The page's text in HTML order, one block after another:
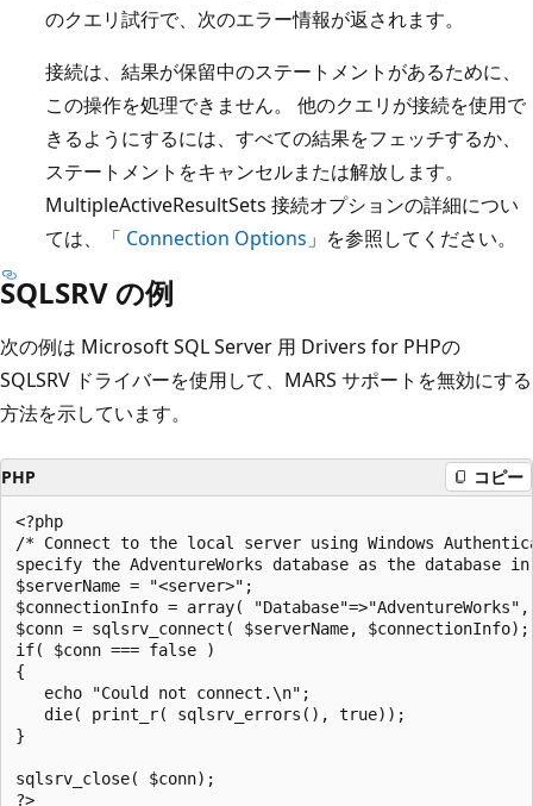
のクエリ試行で、次のエラー情報が返されます。
接続は、結果が保留中のステートメントがあるために、
この操作を処理できません。 他のクエリが接続を使用で
きるようにするには、すべての結果をフェッチするか、
ステートメントをキャンセルまたは解放します。
MultipleActiveResultSets 接続オプションの詳細につい
ては、「 Connection Options 」を参照してください。
SQLSRV の例
次の例は Microsoft SQL Server 用 Drivers for PHPの
SQLSRV ドライバーを使用して、MARS サポートを無効にする
方法を示しています。
PHP コピー
<?php
/* Connect to the local server using Windows
specify the AdventureWorks database as the
$serverName = "<server>";
$connectionInfo = array(
$conn = sqlsrv_connect( $serverName,
if( $conn === false )
{
   echo "Could not connect.\n";
   die( print_r( sqlsrv_errors(), true));
}
sqlsrv_close( $conn);